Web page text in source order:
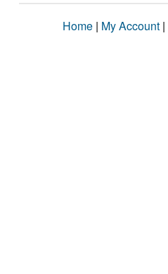
Home | My Account |